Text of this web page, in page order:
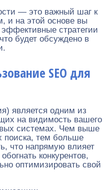
— это важный шаг к
и на этой основе вы
стратегии
будет обсуждено в
SEO для
является одним из
на видимость вашего
системах. Чем выше
поиска, тем больше
что напрямую влияет
конкурентов,
оптимизировать свой